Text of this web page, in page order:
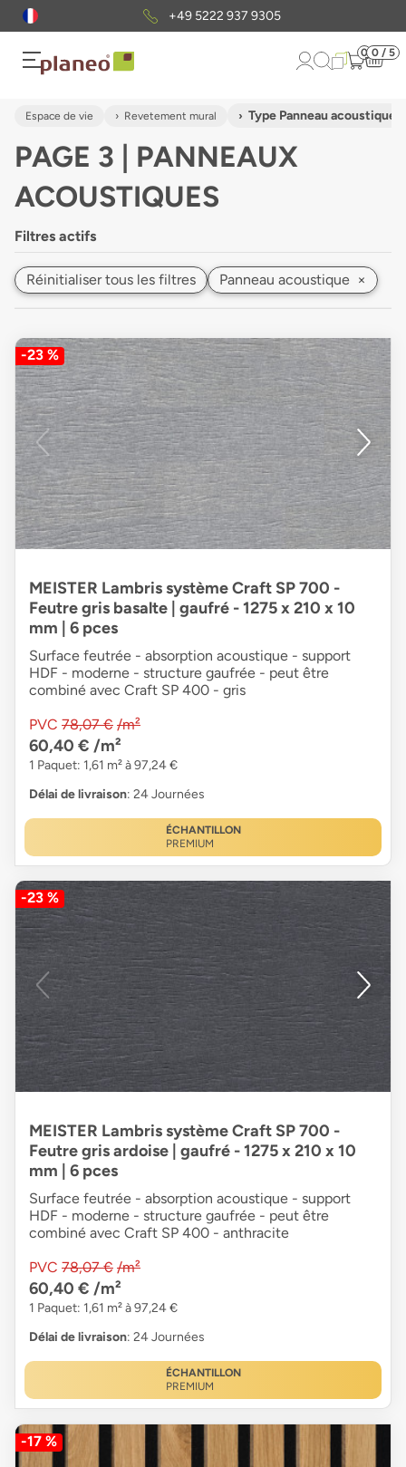
Envoi gratuit d'échantillons
0 0 / 5
Espace de vie Revetement mural Type Panneau acoustique
PAGE 3 | PANNEAUX
ACOUSTIQUES
Filtres actifs
Réinitialiser tous les filtres Panneau acoustique ×
-23 %
MEISTER Lambris système Craft SP 700 -
Feutre gris basalte | gaufré - 1275 x 210 x 10
mm | 6 pces
Surface feutrée - absorption acoustique - support
HDF - moderne - structure gaufrée - peut être
combiné avec Craft SP 400 - gris
PVC 78,07 € /m²
60,40 € /m²
1 Paquet: 1,61 m² à 97,24 €
Délai de livraison: 24 Journées
ÉCHANTILLON
PREMIUM
-23 %
MEISTER Lambris système Craft SP 700 -
Feutre gris ardoise | gaufré - 1275 x 210 x 10
mm | 6 pces
Surface feutrée - absorption acoustique - support
HDF - moderne - structure gaufrée - peut être
combiné avec Craft SP 400 - anthracite
PVC 78,07 € /m²
60,40 € /m²
1 Paquet: 1,61 m² à 97,24 €
Délai de livraison: 24 Journées
ÉCHANTILLON
PREMIUM
-17 %